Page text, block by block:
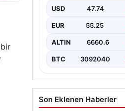
USD 47.74
EUR 55.25
ALTIN 6660.6
BTC 3092040
Son Eklenen Haberler